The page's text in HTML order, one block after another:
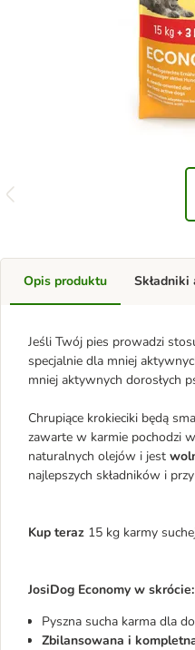
Opis produktu
Jeśli Twój pies prowadzi
specjalnie dla mniej
mniej aktywnych dorosłych
Chrupiące krokieciki będą
zawarte w karmie pochodzi w
naturalnych olejów i jest
najlepszych składników i
Kup teraz 15 kg karmy
JosiDog Economy w skrócie:
Pyszna sucha karma dla
Zbilansowana i
Składniki